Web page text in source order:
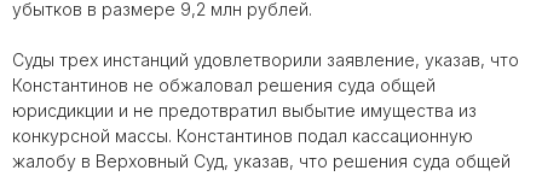
убытков в размере 9,2 млн рублей.
Суды трех инстанций удовлетворили заявление, указав, что
Константинов не обжаловал решения суда общей
юрисдикции и не предотвратил выбытие имущества из
конкурсной массы. Константинов подал кассационную
жалобу в Верховный Суд, указав, что решения суда общей